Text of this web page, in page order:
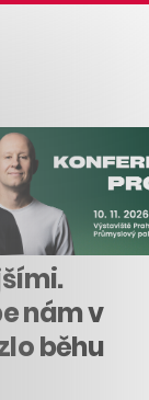
nám v
běhu